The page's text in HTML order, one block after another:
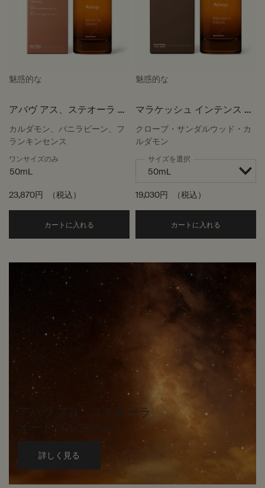
魅惑的な
アバヴ アス、ステオーラ オ
ードパルファム
カルダモン、バニラビーン、フ
ランキンセンス
ワンサイズのみ
50mL
23,870円 （税込）
カートに入れる Add the アバヴ アス、ステオーラ オードパ
アバヴ アス、ステオーラ
オードパルファム
詳しく見る
魅惑的な
マラケッシュ インテンス オ
ードパルファム
クローブ・サンダルウッド・カ
ルダモン
サイズを選択
19,030円 （税込）
カートに入れる